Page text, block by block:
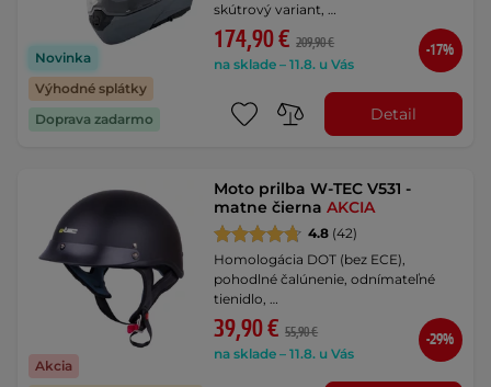
Novinka
Výhodné splátky
Doprava zadarmo
skútrový variant, …
174,90 € 209,90 €
na sklade – 11.8. u Vás
-17%
Detail
Akcia
Moto prilba W-TEC V531 -
matne čiernaAKCIA
4.8 (42)
Homologácia DOT (bez ECE),
pohodlné čalúnenie, odnímateľné
tienidlo, …
39,90 € 55,90 €
na sklade – 11.8. u Vás
-29%